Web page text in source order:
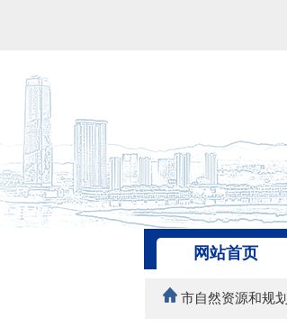
网站首页
市自然资源和规